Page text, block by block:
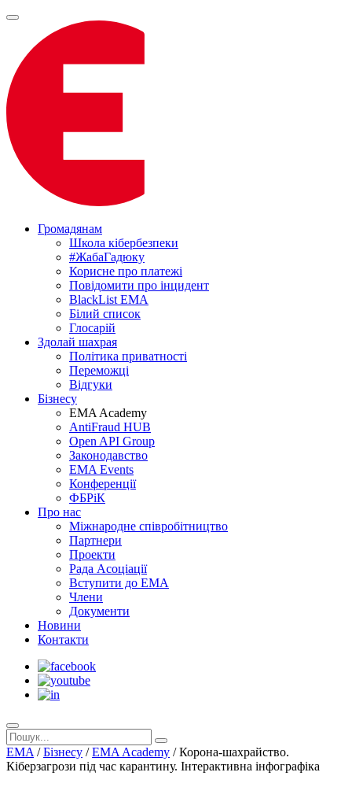
Громадянам
Школа кібербезпеки
#ЖабаГадюку
Корисне про платежі
Повідомити про інцидент
BlackList EMA
Білий список
Глосарій
Здолай шахрая
Політика приватності
Переможцi
Відгуки
Бізнесу
EMA Academy
AntiFraud HUB
Open API Group
Законодавство
EMA Events
Конференції
ФБРіК
Про нас
Міжнародне співробітництво
Партнери
Проекти
Рада Асоціації
Вступити до ЕМА
Члени
Документи
Новини
Контакти
EMA /Бізнесу /EMA Academy /Корона-шахрайство.
Кіберзагрози під час карантину. Інтерактивна інфографіка